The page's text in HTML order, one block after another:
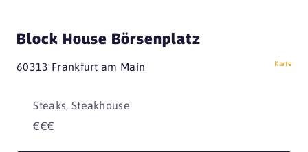
Block House Börsenplatz
60313 Frankfurt am Main Karte
Steaks, Steakhouse
€€€